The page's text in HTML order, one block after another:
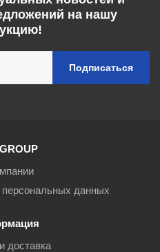
на нашу
данных
доставка